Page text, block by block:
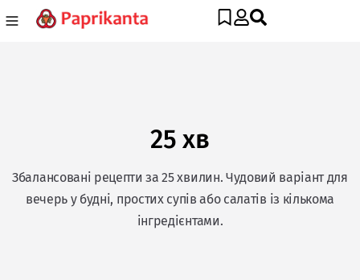
25 хв
Збалансовані рецепти за 25 хвилин. Чудовий варіант для
вечерь у будні, простих супів або салатів із кількома
інгредієнтами.